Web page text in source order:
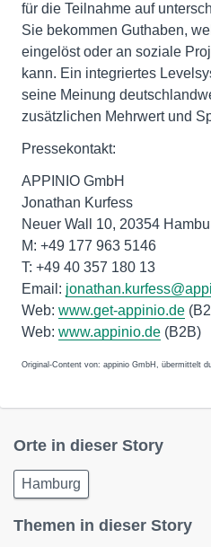
für die Teilnahme auf
Sie bekommen Guthaben,
eingelöst oder an soziale
kann. Ein integriertes
seine Meinung
zusätzlichen Mehrwert und
Pressekontakt:
APPINIO GmbH
Jonathan Kurfess
Neuer Wall 10, 20354
M: +49 177 963 5146
T: +49 40 357 180 13
Email:
Web: www.get-appinio.de
Web: www.appinio.de (B2B)
Original-Content von: appinio GmbH, übermittelt
Orte in dieser Story
Hamburg
Themen in dieser Story